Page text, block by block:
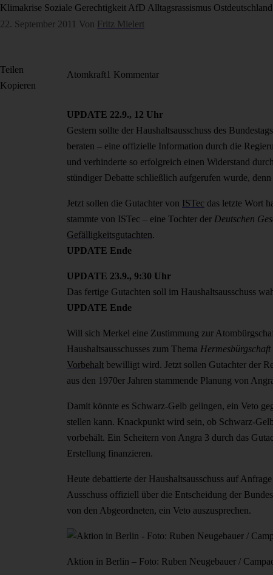
Klimakrise Soziale Gerechtigkeit AfD Alltagsrassismus Ostdeutschland
22. September 2011 Von Fritz Mielert
Atomkraft1 Kommentar
UPDATE 22.9., 12 Uhr
Gestern sollte der Haushaltsausschuss des
beraten – eine offizielle Information durch die
und verhinderte so erfolgreich einen Widerstand
stündiger Debatte schließlich aufgerufen wurde,
Jetzt sollen die Gutachter von ISTec das letzte Wort
stammte von ISTec – eine Tochter der Deutschen
Gefälligkeitsgutachten.
UPDATE Ende
UPDATE 23.9., 9:30 Uhr
Das fertige Gutachten soll im Haushaltsausschuss
UPDATE Ende
Will sich Merkel eine Zustimmung zur
Haushaltsausschusses zum Thema
Vorbehalt bewilligt wird. Jetzt sollen Gutachter der
aus den 1970er Jahren stammende Planung von
Damit könnte es Schwarz-Gelb gelingen, ein Veto
stellen kann. Knackpunkt wird sein, ob Schwarz-
vorbehält. Ein Scheitern von Angra 3 durch das
Erstellung finanzieren.
Heute debattierte der Haushaltsausschuss auf
Ausschuss offiziell über die Entscheidung der
von den Abgeordneten, ein Veto auszusprechen.
Aktion in Berlin – Foto: Ruben Neugebauer /
Teilen
Kopieren